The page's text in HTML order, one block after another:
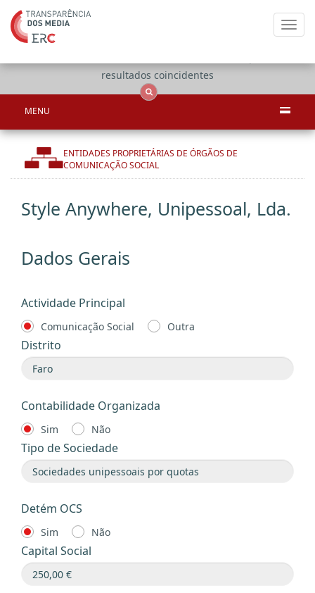
resultados coincidentes
MENU
ENTIDADES PROPRIETÁRIAS DE ÓRGÃOS DE
COMUNICAÇÃO SOCIAL
Style Anywhere, Unipessoal, Lda.
Dados Gerais
Actividade Principal
Comunicação Social Outra
Distrito
Contabilidade Organizada
Sim Não
Tipo de Sociedade
Detém OCS
Sim Não
Capital Social